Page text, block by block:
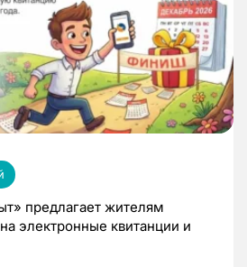
предлагает жителям
электронные квитанции и